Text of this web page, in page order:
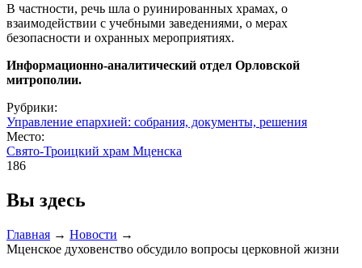
В частности, речь шла о руинированных храмах, о
взаимодействии с учебными заведениями, о мерах
безопасности и охранных мероприятиях.
Информационно-аналитический отдел Орловской
митрополии.
Рубрики:
Управление епархией: собрания, документы, решения
Место:
Свято-Троицкий храм Мценска
186
Вы здесь
Главная → Новости →
Мценское духовенство обсудило вопросы церковной жизни